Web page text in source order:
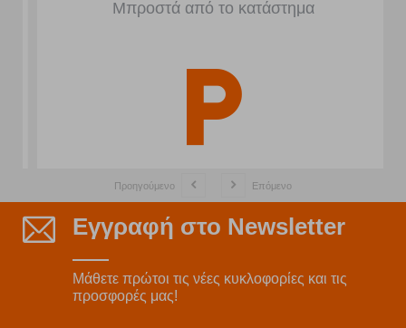
Μπροστά από το κατάστημα
Προηγούμενο Επόμενο
Εγγραφή στο Newsletter
Μάθετε πρώτοι τις νέες κυκλοφορίες και τις
προσφορές μας!